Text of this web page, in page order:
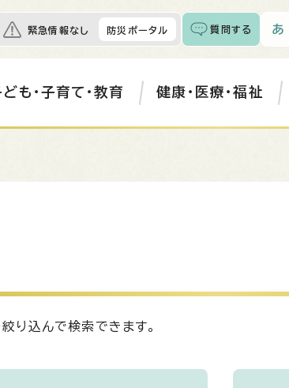
緊急情報なし 防災ポータル 質問する
も・子育て・教育 健康・医療・福祉
り込んで検索できます。